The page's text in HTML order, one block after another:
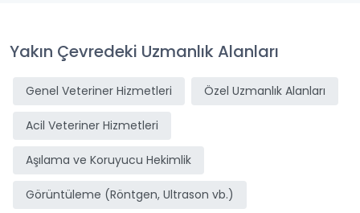
Yakın Çevredeki Uzmanlık Alanları
Genel Veteriner Hizmetleri Özel Uzmanlık Alanları
Acil Veteriner Hizmetleri
Aşılama ve Koruyucu Hekimlik
Görüntüleme (Röntgen, Ultrason vb.)